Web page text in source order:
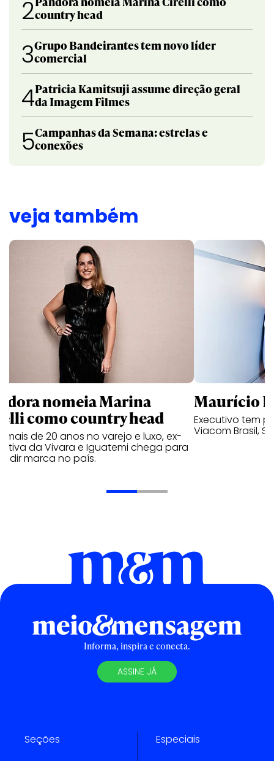
2country head
3Grupo Bandeirantes tem novo líder
comercial
4Patricia Kamitsuji assume direção geral
da Imagem Filmes
5Campanhas da Semana: estrelas e
conexões
veja também
nomeia Marina
como country head
mais de 20 anos no varejo e luxo, ex-
da Vivara e Iguatemi chega para
marca no país.
Maurício
Executivo tem
Viacom Brasil,
Informa, inspira e conecta.
ASSINE JÁ
Seções Especiais